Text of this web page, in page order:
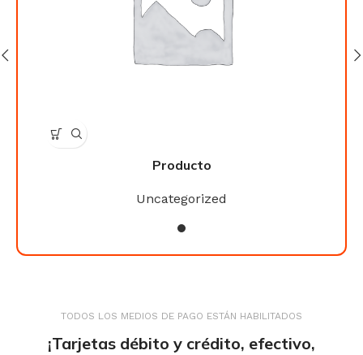
Producto
Uncategorized
TODOS LOS MEDIOS DE PAGO ESTÁN HABILITADOS
¡Tarjetas débito y crédito, efectivo,